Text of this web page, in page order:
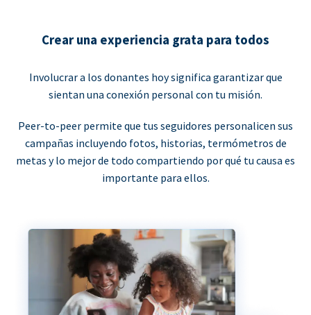
Crear una experiencia grata para todos
Involucrar a los donantes hoy significa garantizar que
sientan una conexión personal con tu misión.
Peer-to-peer permite que tus seguidores personalicen sus
campañas incluyendo fotos, historias, termómetros de
metas y lo mejor de todo compartiendo por qué tu causa es
importante para ellos.